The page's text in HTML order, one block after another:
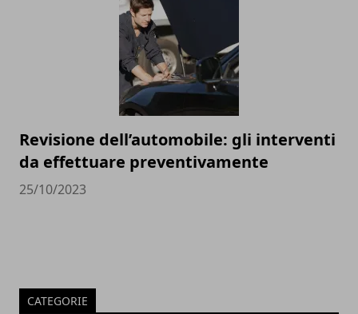
Revisione dell’automobile: gli interventi
da effettuare preventivamente
25/10/2023
CATEGORIE